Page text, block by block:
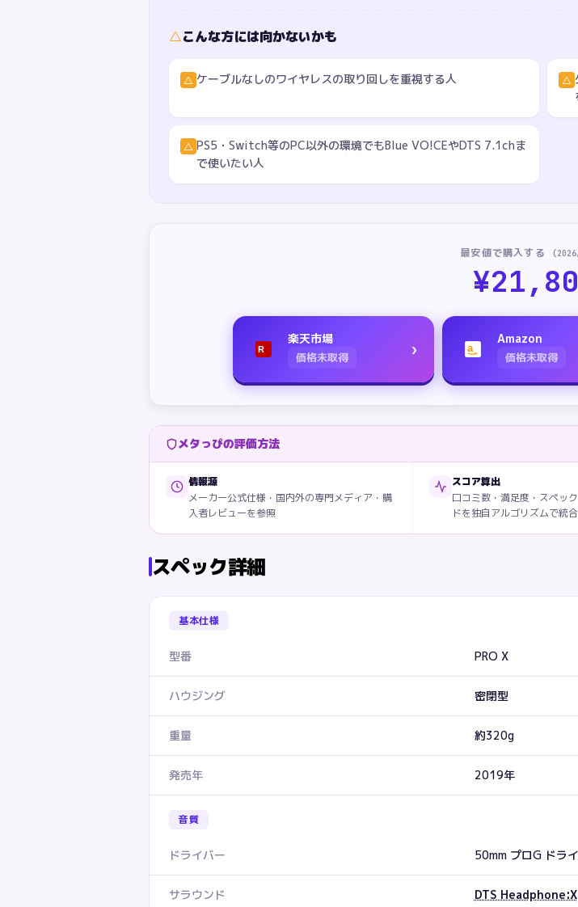
△こんな方には向かないかも
△ ケーブルなしのワイヤレスの取り回しを重視する人 △
△ PS5・Switch等のPC以外の環境でもBlue VO!CEやDTS 7.1chま
で使いたい人
最安値で購入する (
¥
R
楽天市場
価格未取得 › a
Amazon
価格未取得
メタっぴの評価方法
情報源
メーカー公式仕様・国内外の専門メディア・購
入者レビューを参照
スコア算出
口コミ数・満足度・スペッ
ドを独自アルゴリズムで統合
スペック詳細
基本仕様
型番 PRO X
ハウジング 密閉型
重量 約320g
発売年 2019年
音質
ドライバー 50mm プロG ドラ
サラウンド DTS Headphone:X